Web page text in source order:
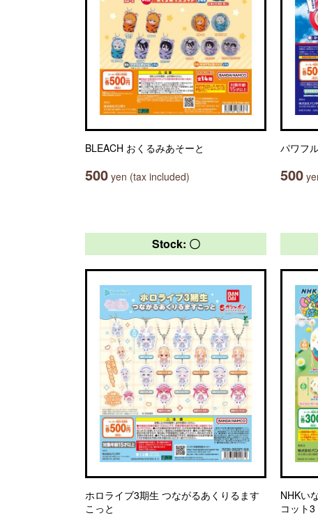
BLEACH おくるみあそーと
500 yen (tax included)
パワフ
500
Stock: 〇
ホロライブ3期生 つながるあくりるます
こっと
NHKい
コット3